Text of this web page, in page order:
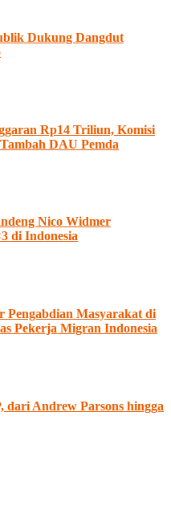
Dukung Dangdut
Rp14 Triliun, Komisi
DAU Pemda
Nico Widmer
di Indonesia
Pengabdian Masyarakat di
Pekerja Migran Indonesia
dari Andrew Parsons hingga